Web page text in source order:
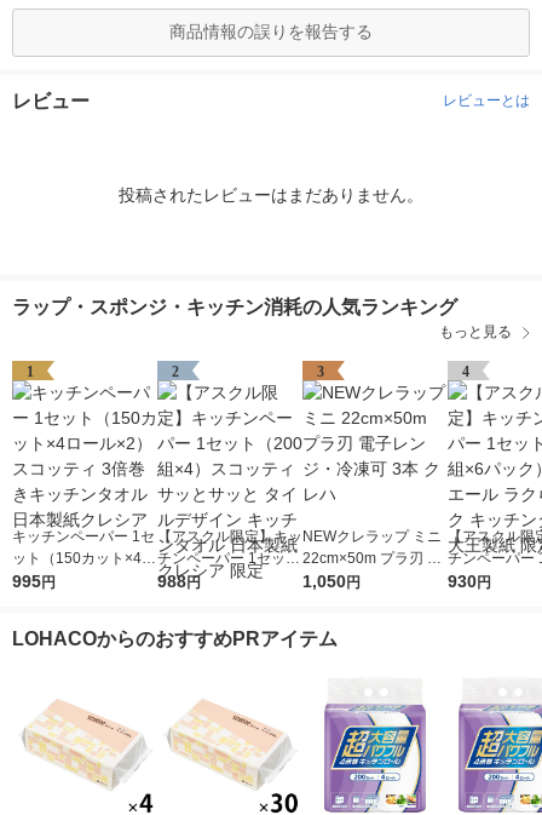
商品情報の誤りを報告する
レビュー レビューとは
投稿されたレビューはまだありません。
ラップ・スポンジ・キッチン消耗の人気ランキング
もっと見る
1
キッチンペーパー 1セ
ット（150カット×4ロ
ール×2） スコッティ
995円
2
【アスクル限定】キッ
チンペーパー 1セット
（200組×4）スコッテ
タオル 日本製紙クレ
988円
3
NEWクレラップ ミニ
22cm×50m プラ刃 電
子レンジ・冷凍可 3本
1,050円
4
【アスクル限
チンペーパー
（100組×6パ
930円
LOHACOからのおすすめPRアイテム